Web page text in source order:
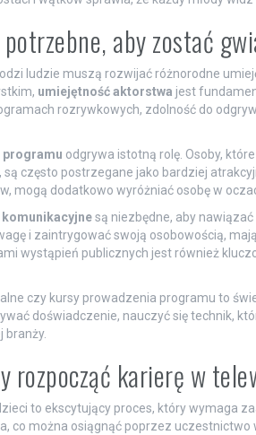
aby zostać
ludzie muszą rozwijać różnorodne
umiejętność aktorstwa jest
rozrywkowych, zdolność do
programu odgrywa istotną rolę. Osoby,
często postrzegane jako bardziej
mogą dodatkowo wyróżniać osobę w
są niezbędne, aby
i zaintrygować swoją osobowością,
wystąpień publicznych jest również
czy kursy prowadzenia programu to
doświadczenie, nauczyć się technik,
branży.
rozpocząć karierę w
to ekscytujący proces, który wymaga
co można osiągnąć poprzez uczestnictwo